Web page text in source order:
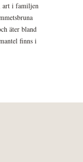
art i familjen
äter bland
finns i